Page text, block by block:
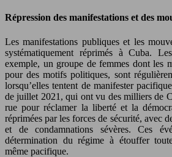
Répression des manifestations et des
Les manifestations publiques et les
systématiquement réprimés à Cuba.
exemple, un groupe de femmes dont les
pour des motifs politiques, sont
lorsqu’elles tentent de manifester
de juillet 2021, qui ont vu des milliers de
rue pour réclamer la liberté et la
réprimées par les forces de sécurité, avec
et de condamnations sévères. Ces
détermination du régime à étouffer
même pacifique.